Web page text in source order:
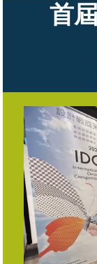
首